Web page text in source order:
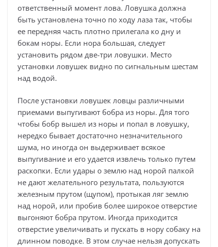
ответственный момент лова. Ловушка должна
быть установлена точно по ходу лаза так, чтобы
ее передняя часть плотно прилегала ко дну и
бокам норы. Если нора большая, следует
установить рядом две-три ловушки. Место
установки ловушек видно по сигнальным шестам
над водой.
После установки ловушек ловцы различными
приемами выпугивают бобра из норы. Для того
чтобы бобр вышел из норы и попал в ловушку,
нередко бывает достаточно незначительного
шума, но иногда он выдерживает всякое
выпугивание и его удается извлечь только путем
раскопки. Если удары о землю над норой палкой
не дают желательного результата, пользуются
железным прутом (щупом), протыкая ляг землю
над норой, или пробив более широкое отверстие
выгоняют бобра прутом. Иногда приходится
отверстие увеличивать и пускать в нору собаку на
длинном поводке. В этом случае нельзя допускать